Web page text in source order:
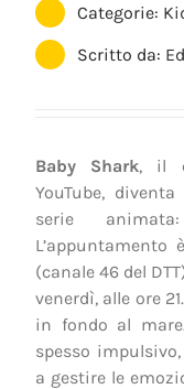
Categorie:
Scritto da:
Baby Shark, il
YouTube,
serie
(canale 46 del
venerdì, alle ore
in fondo al
spesso impulsivo,
a gestire le